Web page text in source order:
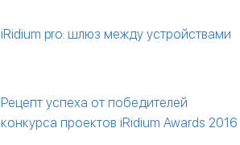
iRidium pro: шлюз между устройствами
Рецепт успеха от победителей
конкурса проектов iRidium Awards 2016